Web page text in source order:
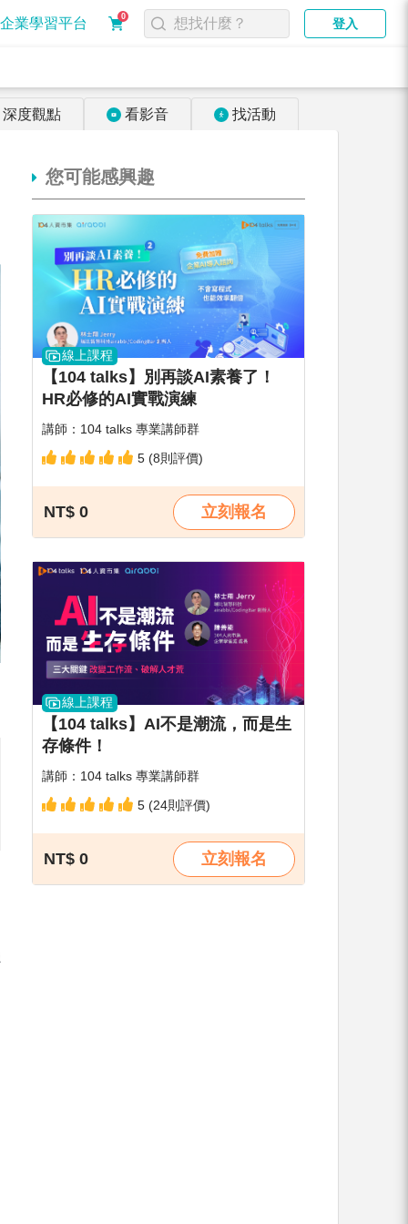
企業學習平台 0
登入
深度觀點 看影音 找活動
您可能感興趣
線上課程
【104 talks】別再談AI素養了！
HR必修的AI實戰演練
講師：104 talks 專業講師群
5 (8則評價)
NT$ 0 立刻報名
線上課程
【104 talks】AI不是潮流，而是生
存條件！
講師：104 talks 專業講師群
5 (24則評價)
NT$ 0 立刻報名